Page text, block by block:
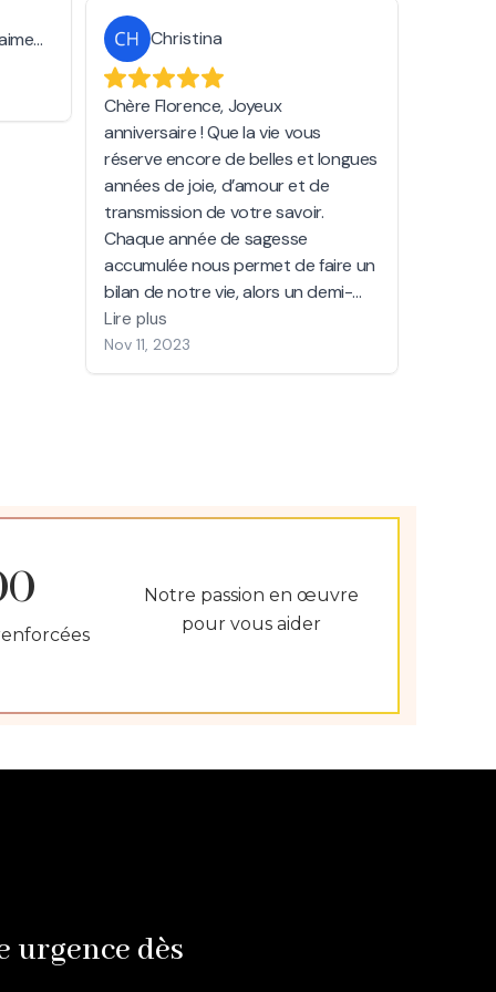
Christina
Chère Florence, Joyeux
anniversaire ! Que la vie vous
réserve encore de belles et longues
années de joie, d’amour et de
transmission de votre savoir.
Chaque année de sagesse
accumulée nous permet de faire un
bilan de notre vie, alors un demi-
siècle sonne l’heure du bilan
suprême pour regarder derrière
nous, voir ce qu’on a construit,
également du mois de décembre,
n’est-ce pas le meilleur mois pour
naître ! (Humour)
Lire plus
Nov 11, 2023
Notre passion en œuvre
pour vous aider
urgence dès